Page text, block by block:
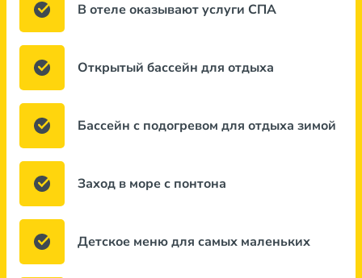
В отеле оказывают услуги СПА
Открытый бассейн для отдыха
Бассейн с подогревом для отдыха зимой
Заход в море с понтона
Детское меню для самых маленьких